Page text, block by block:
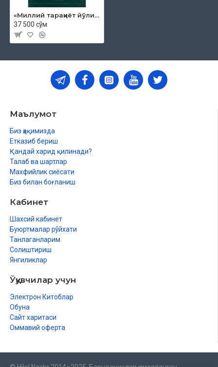
«Миллий тараққиёт йўлимизни қатъият билан давом эттириб, янги босқичга кўтарамиз» 1-жилд
37 500 сўм
Маълумот
Биз ҳақимизда
Етказиб бериш
Қандай харид қилинади?
Талаб ва шартлар
Махфийлик сиёсати
Биз билан боғланиш
Кабинет
Шахсий кабинет
Буюртмалар рўйхати
Танлаганларим
Солиштириш
Янгиликлар
Ўқувчилар учун
Электрон Китоблар
Обуна
Сайт харитаси
Оммавий оферта